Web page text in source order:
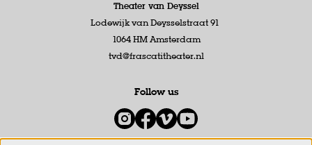
Theater van Deyssel
Lodewijk van Deysselstraat 91
1064 HM Amsterdam
tvd@frascatitheater.nl
Follow us